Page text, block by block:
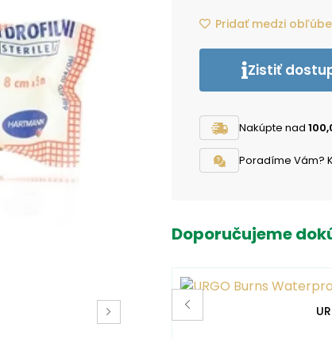
Pridať medzi
Zistiť
Nakúpte nad
Poradíme Vám?
Doporučujeme